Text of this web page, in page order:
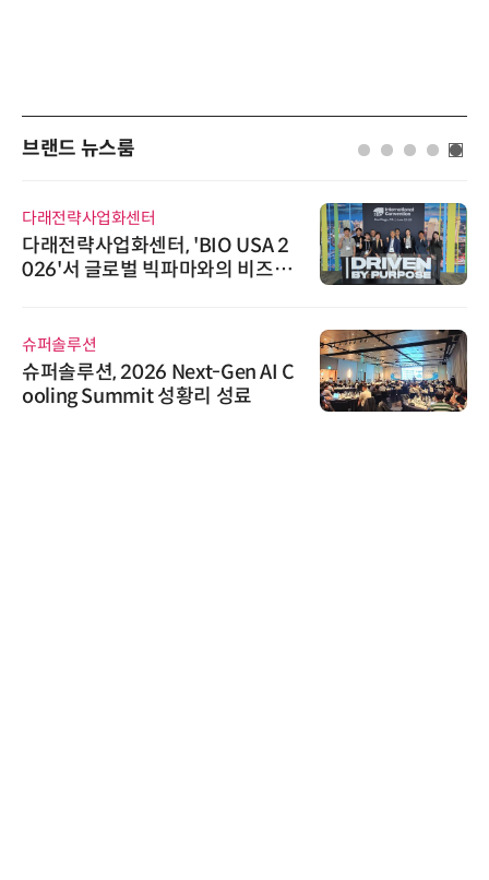
브랜드 뉴스룸
다래전략사업화센터
다래전략사업화센터, 'BIO USA 2
026'서 글로벌 빅파마와의 비즈니
슈퍼솔루션
슈퍼솔루션, 2026 Next-Gen AI C
ooling Summit 성황리 성료